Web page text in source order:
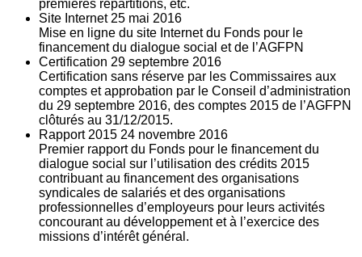
premières répartitions, etc.
Site Internet 25 mai 2016
Mise en ligne du site Internet du Fonds pour le
financement du dialogue social et de l’AGFPN
Certification 29 septembre 2016
Certification sans réserve par les Commissaires aux
comptes et approbation par le Conseil d’administration
du 29 septembre 2016, des comptes 2015 de l’AGFPN
clôturés au 31/12/2015.
Rapport 2015 24 novembre 2016
Premier rapport du Fonds pour le financement du
dialogue social sur l’utilisation des crédits 2015
contribuant au financement des organisations
syndicales de salariés et des organisations
professionnelles d’employeurs pour leurs activités
concourant au développement et à l’exercice des
missions d’intérêt général.